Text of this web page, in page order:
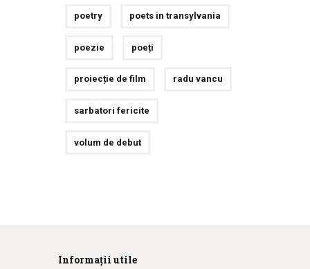
poetry poets in transylvania
poezie poeți
proiecție de film radu vancu
sarbatori fericite
volum de debut
Informații utile